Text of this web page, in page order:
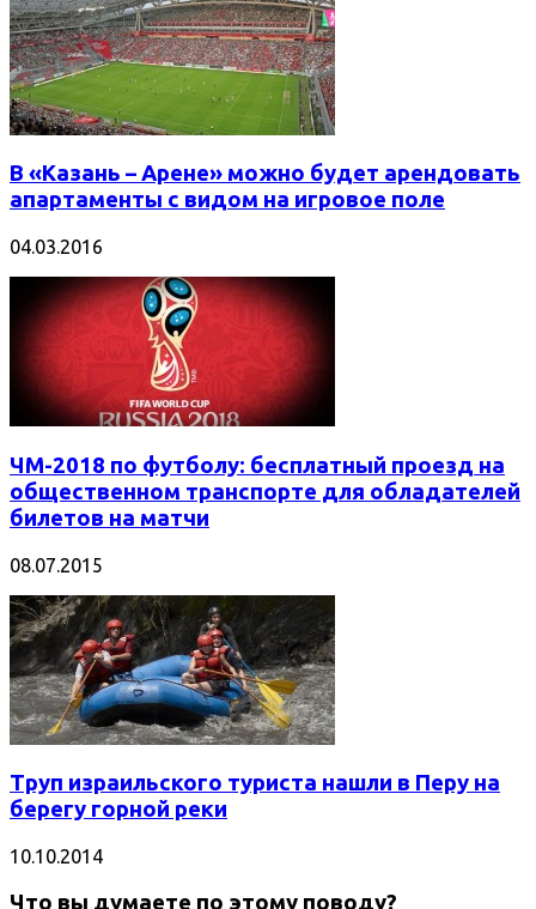
В «Казань – Арене» можно будет арендовать
апартаменты с видом на игровое поле
04.03.2016
ЧМ-2018 по футболу: бесплатный проезд на
общественном транспорте для обладателей
билетов на матчи
08.07.2015
Труп израильского туриста нашли в Перу на
берегу горной реки
10.10.2014
Что вы думаете по этому поводу?